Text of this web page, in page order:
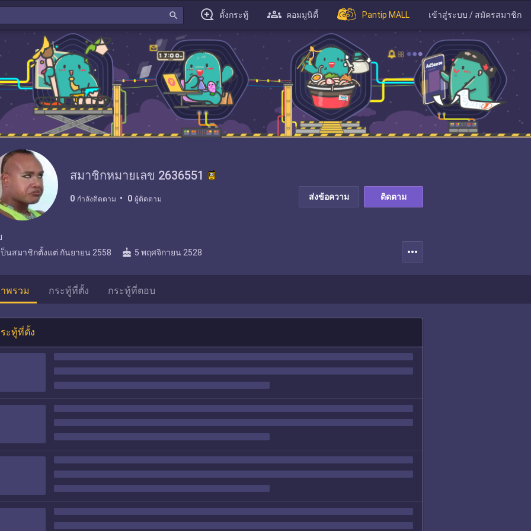
search ตั้งกระทู้ คอมมูนิตี้ Pantip MALL เข้าสู่ระบบ / สมัครสมาชิก
สมาชิกหมายเลข 2636551
0 กำลังติดตาม 0 ผู้ติดตาม ส่งข้อความ ติดตาม
ป็นสมาชิกตั้งแต่ กันยายน 2558 cake 5 พฤศจิกายน 2528 more_horiz
พรวม กระทู้ที่ตั้ง กระทู้ที่ตอบ
ะทู้ที่ตั้ง